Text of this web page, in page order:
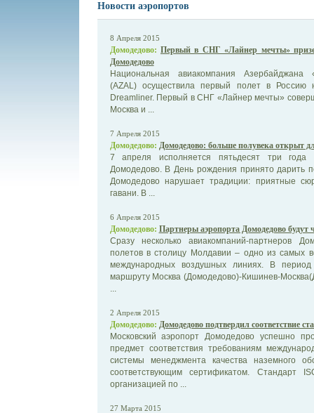
Новости аэропортов
8 Апреля 2015
Домодедово: Первый в СНГ «Лайнер мечты»
Домодедово
Национальная авиакомпания Азербайджана
(AZAL) осуществила первый полет в
Dreamliner. Первый в СНГ «Лайнер мечты»
Москва и ...
7 Апреля 2015
Домодедово: Домодедово: больше полувека открыт
7 апреля исполняется пятьдесят три
Домодедово. В День рождения принято дарить
Домодедово нарушает традиции: приятные
гавани. В ...
6 Апреля 2015
Домодедово: Партнеры аэропорта Домодедово
Сразу несколько авиакомпаний-партнеров
полетов в столицу Молдавии – одно из самых
международных воздушных линиях. В период
маршруту Москва (Домодедово)-Кишинев-
2 Апреля 2015
Домодедово: Домодедово подтвердил соответствие
Московский аэропорт Домодедово успешно
предмет соответствия требованиям
системы менеджмента качества наземного
соответствующим сертификатом. Стандарт
организацией по ...
27 Марта 2015